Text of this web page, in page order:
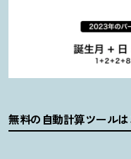
無料の自動計算ツールは